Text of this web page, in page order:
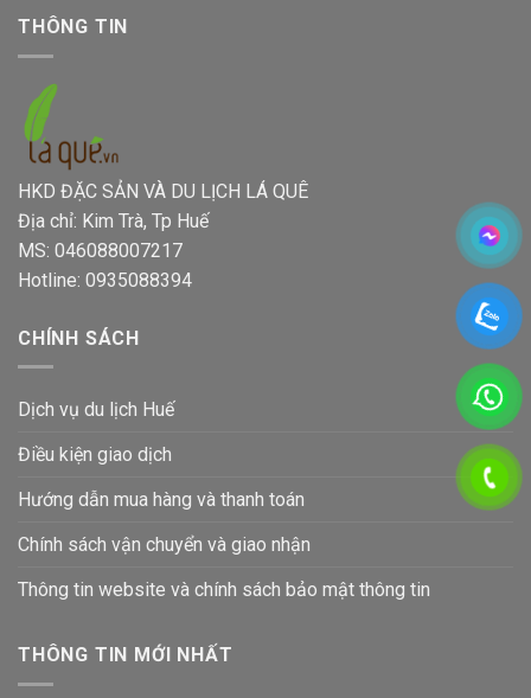
THÔNG TIN
HKD ĐẶC SẢN VÀ DU LỊCH LÁ QUÊ
Địa chỉ: Kim Trà, Tp Huế
MS: 046088007217
Hotline: 0935088394
CHÍNH SÁCH
Dịch vụ du lịch Huế
Điều kiện giao dịch
Hướng dẫn mua hàng và thanh toán
Chính sách vận chuyển và giao nhận
Thông tin website và chính sách bảo mật thông tin
THÔNG TIN MỚI NHẤT